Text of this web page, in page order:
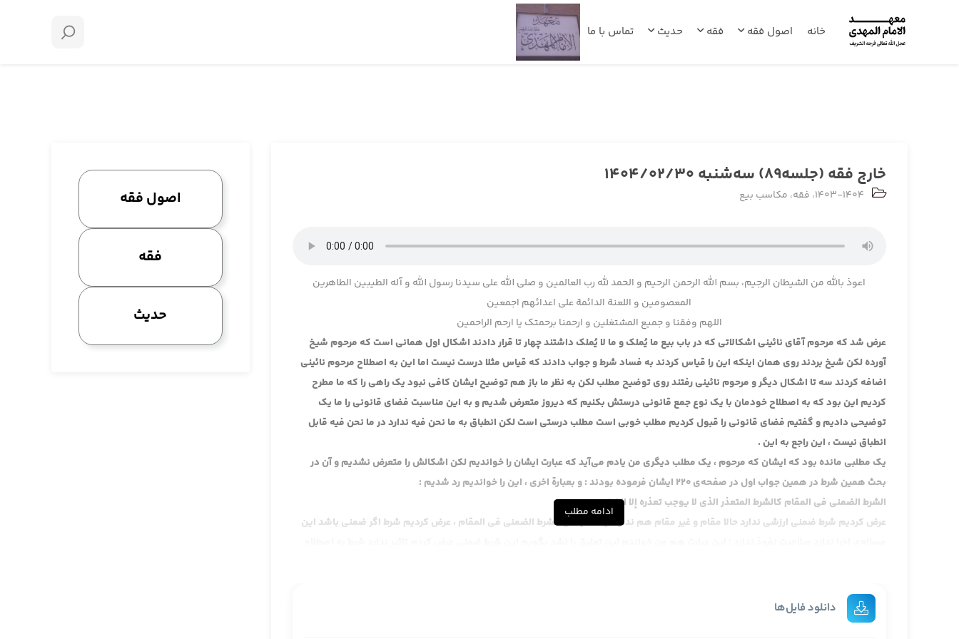
خانه اصول فقه فقه حدیث تماس با ما
خارج فقه (جلسه89) سه‌شنبه 1404/02/30
1403-1404، فقه، مکاسب بیع
اعوذ بالله من الشیطان الرجیم، بسم الله الرحمن الرحیم و الحمد لله رب العالمین و صلی الله علی سیدنا رسول الله و آله الطیبین الطاهرین
المعصومین و اللعنة الدائمة علی اعدائهم اجمعین
اللهم وفقنا و جمیع المشتغلین و ارحمنا برحمتک یا ارحم الراحمین
عرض شد که مرحوم آقای نائینی اشکالاتی که در باب بیع ما یُملک و ما لا یُملک داشتند چهار تا قرار دادند اشکال اول همانی است که مرحوم شیخ
آورده لکن شیخ بردند روی همان اینکه این را قیاس کردند به فساد شرط و جواب دادند که قیاس مثلا درست نیست اما این به اصطلاح مرحوم نائینی
اضافه کردند سه تا اشکال دیگر و مرحوم نائینی رفتند روی توضیح مطلب لکن به نظر ما باز هم توضیح ایشان کافی نبود یک راهی را که ما مطرح
کردیم این بود که به اصطلاح خودمان با یک نوع جمع قانونی درستش بکنیم که دیروز متعرض شدیم و به این مناسبت فضای قانونی را ما یک
توضیحی دادیم و گفتیم فضای قانونی را قبول کردیم مطلب خوبی است مطلب درستی است لکن انطباق به ما نحن فیه ندارد در ما نحن فیه قابل
انطباق نیست ، این راجع به این .
یک مطلبی مانده بود که ایشان که مرحوم ، یک مطلب دیگری من یادم می‌آید که عبارت ایشان را خواندیم لکن اشکالش را متعرض نشدیم و آن در
بحث همین شرط در همین جواب اول در صفحه‌ی 220 ایشان فرموده بودند : و بعبارة اخری ، این را خواندیم رد شدیم :
الشرط الضمني في المقام كالشرط المتعذر الذي لا يوجب تعذره إلا الخيار،
عرض کردیم شرط ضمنی ارزشی ندارد حالا مقام و غیر مقام هم ندارد اینکه ایشان الشرط الضمنی فی المقام ، عرض کردیم شرط اگر ضمنی باشد این
کردند من فکر کردم ضمنی را قبول نکردند نه چون عبارت دیروز . این راجع به این قسمتی که اشکال اول ایشان .
اشکال دوم ایشان که جلوی این بیع را می‌گیرد نهی عن الغرر ، نهی النبی عن الغرر اینجا غرری است چون معلوم نیست چه مقداری از مال به ازاء سرکه
ادامه مطلب
دانلود فایل‌ها
اصول فقه
فقه
حدیث